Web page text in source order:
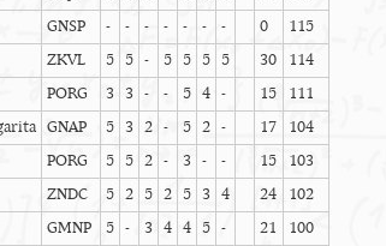
GNSP - - - - - - - 0
115
ZKVL 5 5 - 5 5 5 5 30
114
PORG 3 3 - - 5 4 - 15
111
GNAP 5 3 2 - 5 2 - 17
104
PORG 5 5 2 - 3 - - 15
103
ZNDC 5 2 5 2 5 3 4 24
102
GMNP 5 - 3 4 4 5 - 21
100